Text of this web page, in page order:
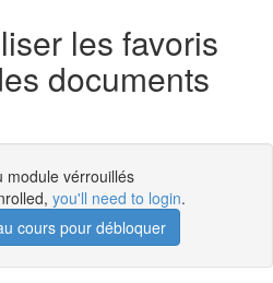
les favoris
documents
module vérrouillés
you'll need to login.
cours pour débloquer